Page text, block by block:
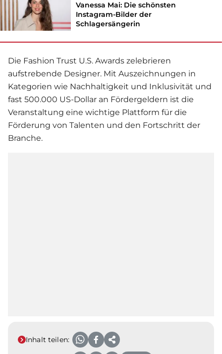
Vanessa Mai: Die schönsten
Instagram-Bilder der
Schlagersängerin
Die Fashion Trust U.S. Awards zelebrieren
aufstrebende Designer. Mit Auszeichnungen in
Kategorien wie Nachhaltigkeit und Inklusivität und
fast 500.000 US-Dollar an Fördergeldern ist die
Veranstaltung eine wichtige Plattform für die
Förderung von Talenten und den Fortschritt der
Branche.
Inhalt teilen: